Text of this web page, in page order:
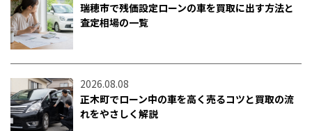
瑞穂市で残価設定ローンの車を買取に出す方法と
査定相場の一覧
2026.08.08
正木町でローン中の車を高く売るコツと買取の流
れをやさしく解説